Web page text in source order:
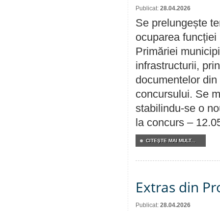
Publicat: 28.04.2026
Se prelungește
ocuparea
Primăriei
infrastructurii,
documentelor
concursului. Se
stabilindu-se o
la concurs –
CITEŞTE MAI MULT...
Extras din
Publicat: 28.04.2026